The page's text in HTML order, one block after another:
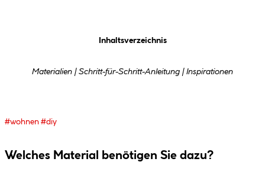
Inhaltsverzeichnis
Materialien | Schritt-für-Schritt-Anleitung | Inspirationen
#wohnen #diy
Welches Material benötigen Sie dazu?